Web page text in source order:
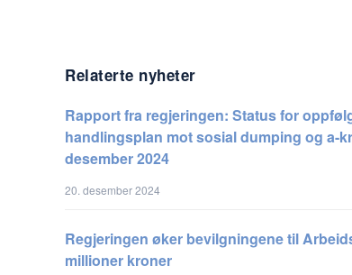
Relaterte nyheter
Rapport fra regjeringen: Status for
handlingsplan mot sosial dumping og a-
desember 2024
20. desember 2024
Regjeringen øker bevilgningene til
millioner kroner